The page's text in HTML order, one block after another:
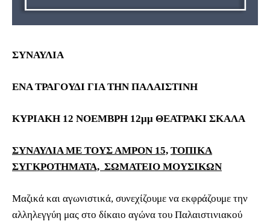
ΣΥΝΑΥΛΙΑ
ΕΝΑ ΤΡΑΓΟΥΔΙ ΓΙΑ ΤΗΝ ΠΑΛΑΙΣΤΙΝΗ
ΚΥΡΙΑΚΗ 12 ΝΟΕΜΒΡΗ 12μμ ΘΕΑΤΡΑΚΙ ΣΚΑΛΑ
ΣΥΝΑΥΛΙΑ ΜΕ ΤΟΥΣ ΑΜΡΟΝ 15, ΤΟΠΙΚΑ
ΣΥΓΚΡΟΤΗΜΑΤΑ, ΣΩΜΑΤΕΙΟ ΜΟΥΣΙΚΩΝ
Μαζικά και αγωνιστικά, συνεχίζουμε να εκφράζουμε την
αλληλεγγύη μας στο δίκαιο αγώνα του Παλαιστινιακού